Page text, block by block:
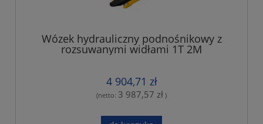
Wózek hydrauliczny podnośnikowy z
rozsuwanymi widłami 1T 2M
4 904,71 zł
(netto: 3 987,57 zł )